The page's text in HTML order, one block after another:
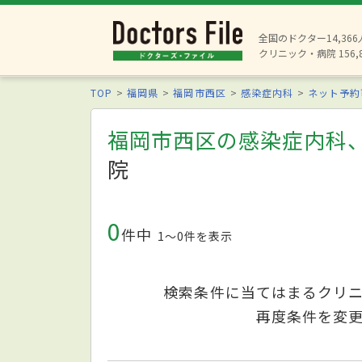
全国のドクター14,366
クリニック・病院
TOP 福岡県 福岡市西区 感染症内科 ネット予
福岡市西区の感染症内科
院
0件中 1〜0件を表示
検索条件に当てはまるクリ
再度条件を変